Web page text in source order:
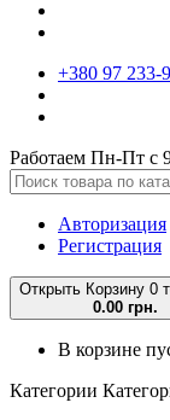
+380 97 233-
Работаем Пн-Пт с
Авторизация
Регистрация
Открыть Корзину 0
0.00 грн.
В корзине
Категории